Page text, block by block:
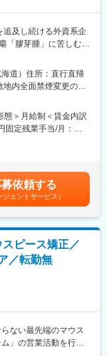
の参加
門知識を習得可能
革新的な歯科修復ソ
ィング・カンパニー
ングス・コーポレー
、歯科矯正用製品
当社の存在意義で
る診断支援、データ
追及し続ける外資系企
「膠芽腫」に苦しむ患
ん領域の最先端治療機
ん剤で効果が得られ
際の症例をベースに
管理
業務
や社内各部署との調
に対して、実際の症
病院・基幹病院および
道）住所：直行直帰
内全面禁煙変更の範
態＞月給制＜賃金内訳
定残業手当/月：
はあくまでも目安の
あります。月給(月額)
依頼する
ジェントサービス）
スピース矯正／
／転勤無
ない最先端のマウス
」の営業活動を行い